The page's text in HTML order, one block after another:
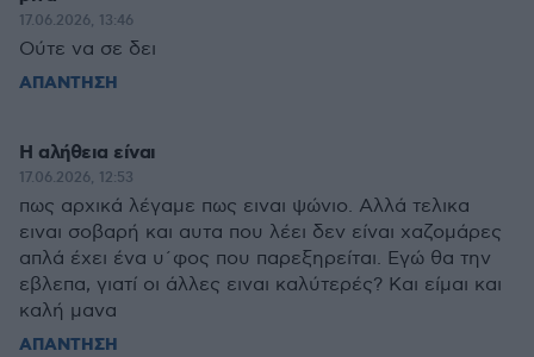
17.06.2026, 13:46
Ούτε να σε δει
ΑΠΑΝΤΗΣΗ
Η αλήθεια είναι
17.06.2026, 12:53
πως αρχικά λέγαμε πως ειναι ψώνιο. Αλλά τελικα
ειναι σοβαρή και αυτα που λέει δεν είναι χαζομάρες
απλά έχει ένα υ΄φος που παρεξηρείται. Εγώ θα την
εβλεπα, γιατί οι άλλες ειναι καλύτερές? Και είμαι και
καλή μανα
ΑΠΑΝΤΗΣΗ